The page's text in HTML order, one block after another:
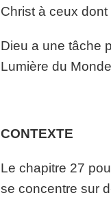
Christ à ceux
Dieu a une tâche
Lumière du
CONTEXTE
Le chapitre 27
se concentre sur